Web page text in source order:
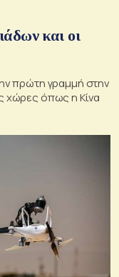
και οι
πρώτη γραμμή στην
χώρες όπως η Κίνα